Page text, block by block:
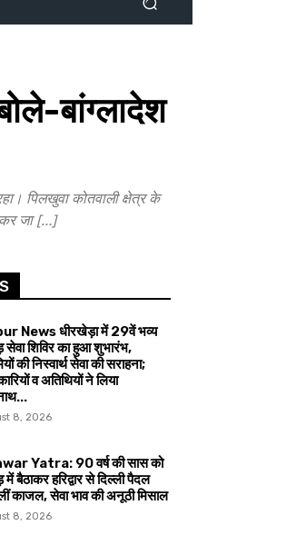
बांग्लादेश
पिलखुवा कोतवाली क्षेत्र के
जा […]
News धीरखेड़ा में 29वें भव्य
सेवा शिविर का हुआ शुभारंभ,
की निस्वार्थ सेवा की सराहना;
व अतिथियों ने लिया
8, 2026
Yatra: 90 वर्ष की सास को
में बैठाकर हरिद्वार से दिल्ली पैदल
काजल, सेवा भाव की अनूठी मिसाल
8, 2026